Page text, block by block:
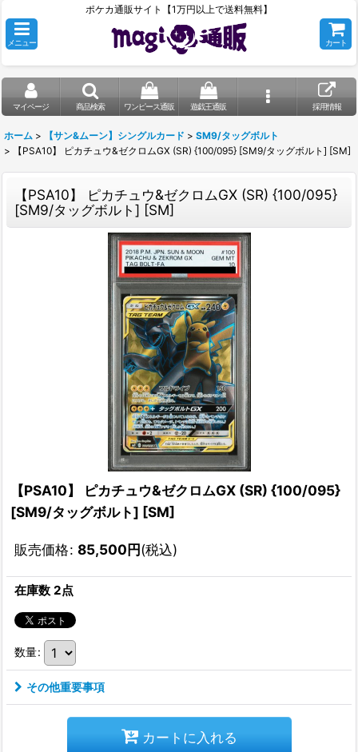
ポケカ通販サイト【1万円以上で送料無料】
メニュー カート
マイページ 商品検索 ワンピース通販 遊戯王通販 採用情報
ホーム > 【サン&ムーン】シングルカード > SM9/タッグボルト
>
【PSA10】 ピカチュウ&ゼクロムGX (SR) {100/095} [SM9/タッグボルト] [SM]
【PSA10】 ピカチュウ&ゼクロムGX (SR) {100/095}
[SM9/タッグボルト] [SM]
【PSA10】 ピカチュウ&ゼクロムGX (SR) {100/095}
[SM9/タッグボルト] [SM]
販売価格: 85,500円(税込)
在庫数 2点
数量:
その他重要事項
カートに入れる